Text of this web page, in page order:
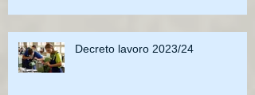
Decreto lavoro 2023/24